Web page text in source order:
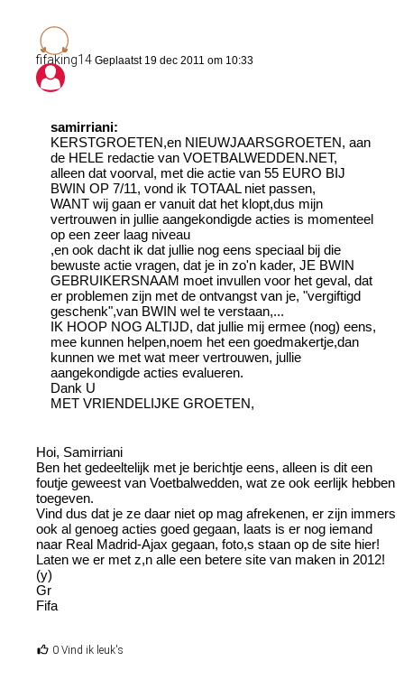
fifaking14 Geplaatst 19 dec 2011 om 10:33
samirriani:
KERSTGROETEN,en NIEUWJAARSGROETEN, aan
de HELE redactie van VOETBALWEDDEN.NET,
alleen dat voorval, met die actie van 55 EURO BIJ
BWIN OP 7/11, vond ik TOTAAL niet passen,
WANT wij gaan er vanuit dat het klopt,dus mijn
vertrouwen in jullie aangekondigde acties is momenteel
op een zeer laag niveau
,en ook dacht ik dat jullie nog eens speciaal bij die
bewuste actie vragen, dat je in zo'n kader, JE BWIN
GEBRUIKERSNAAM moet invullen voor het geval, dat
er problemen zijn met de ontvangst van je, "vergiftigd
geschenk",van BWIN wel te verstaan,...
IK HOOP NOG ALTIJD, dat jullie mij ermee (nog) eens,
mee kunnen helpen,noem het een goedmakertje,dan
kunnen we met wat meer vertrouwen, jullie
aangekondigde acties evalueren.
Dank U
MET VRIENDELIJKE GROETEN,
Hoi, Samirriani
Ben het gedeeltelijk met je berichtje eens, alleen is dit een
foutje geweest van Voetbalwedden, wat ze ook eerlijk hebben
toegeven.
Vind dus dat je ze daar niet op mag afrekenen, er zijn immers
ook al genoeg acties goed gegaan, laats is er nog iemand
naar Real Madrid-Ajax gegaan, foto,s staan op de site hier!
Laten we er met z,n alle een betere site van maken in 2012!
(y)
Gr
Fifa
0 Vind ik leuk's